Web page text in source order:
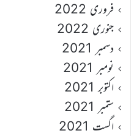
فروری 2022
جنوری 2022
دسمبر 2021
نومبر 2021
اکتوبر 2021
ستمبر 2021
اگست 2021